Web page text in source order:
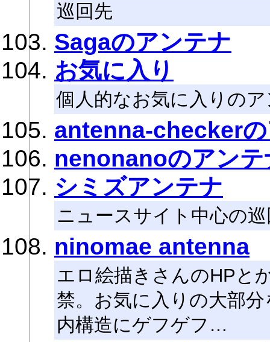
巡回先
Sagaのアンテナ
お気に入り
個人的なお気に入りの
antenna-checker
nenonanoのアンテ
シミズアンテナ
ニュースサイト中心の
ninomae antenna
エロ絵描きさんのHPと
禁。お気に入りの大部
内構造にゲフゲフ…